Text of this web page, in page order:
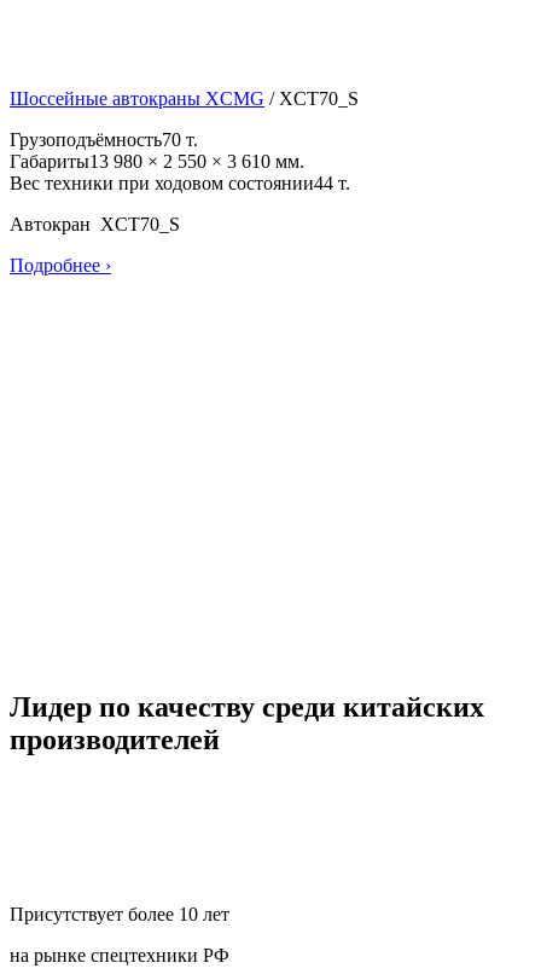
Шоссейные автокраны XCMG / XCT70_S
Грузоподъёмность70 т.
Габариты13 980 × 2 550 × 3 610 мм.
Вес техники при ходовом состоянии44 т.
Автокран XCT70_S
Подробнее ›
Лидер по качеству среди китайских
производителей
Присутствует более 10 лет
на рынке спецтехники РФ